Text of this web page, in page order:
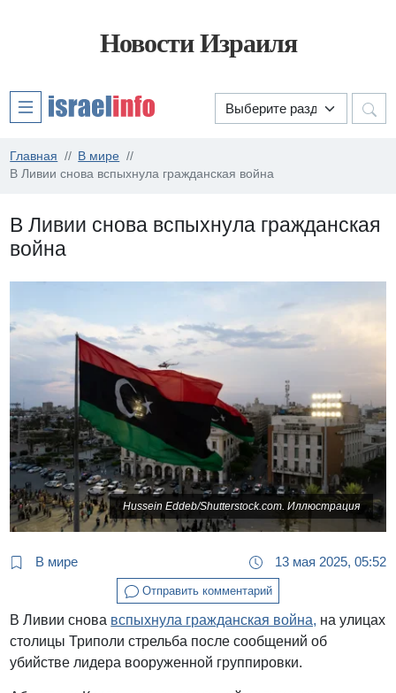
Новости Израиля
Главная
В мире
В Ливии снова вспыхнула гражданская война
В Ливии снова вспыхнула гражданская
война
Hussein Eddeb/Shutterstock.com. Иллюстрация
В мире 13 мая 2025, 05:52
Отправить комментарий
В Ливии снова вспыхнула гражданская война, на улицах
столицы Триполи стрельба после сообщений об
убийстве лидера вооруженной группировки.